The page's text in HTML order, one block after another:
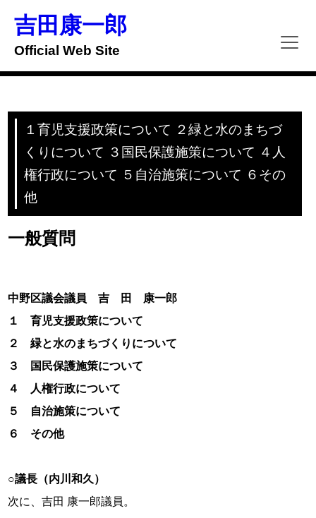
content
吉田康一郎
Official Web Site
１育児支援政策について ２緑と水のまちづ
くりについて ３国民保護施策について ４人
権行政について ５自治施策について ６その
他
一般質問
中野区議会議員 吉 田 康一郎
１ 育児支援政策について
２ 緑と水のまちづくりについて
３ 国民保護施策について
４ 人権行政について
５ 自治施策について
６ その他
○議長（内川和久）
次に、吉田 康一郎議員。